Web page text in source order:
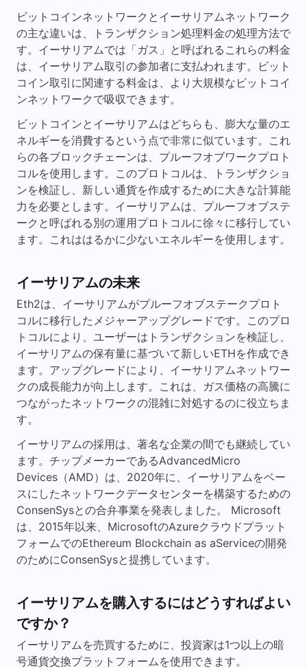
ビットコインネットワークとイーサリアムネットワーク
の主な違いは、トランザクション処理料金の処理方法で
す。イーサリアムでは「ガス」と呼ばれるこれらの料金
は、イーサリアム取引の参加者に支払われます。ビット
コイン取引に関連する料金は、より大規模なビットコイ
ンネットワークで吸収できます。
ビットコインとイーサリアムはどちらも、膨大な量のエ
ネルギーを消費するという点で非常に似ています。これ
らの各ブロックチェーンは、プルーフオブワークプロト
コルを使用します。このプロトコルは、トランザクショ
ンを検証し、新しい通貨を作成するために大きな計算能
力を必要とします。イーサリアムは、プルーフオブステ
ークと呼ばれる別の運用プロトコルに徐々に移行してい
ます。これははるかに少ないエネルギーを使用します。
イーサリアムの未来
Eth2は、イーサリアムがプルーフオブステークプロト
コルに移行したメジャーアップグレードです。このプロ
トコルにより、ユーザーはトランザクションを検証し、
イーサリアムの保有量に基づいて新しいETHを作成でき
ます。アップグレードにより、イーサリアムネットワー
クの成長能力が向上します。これは、ガス価格の高騰に
つながったネットワークの混雑に対処するのに役立ちま
す。
イーサリアムの採用は、著名な企業の間でも継続してい
ます。チップメーカーであるAdvancedMicro
Devices（AMD）は、2020年に、イーサリアムをベー
スにしたネットワークデータセンターを構築するための
ConsenSysとの合弁事業を発表しました。 Microsoft
は、2015年以来、MicrosoftのAzureクラウドプラット
フォームでのEthereum Blockchain as aServiceの開発
のためにConsenSysと提携しています。
イーサリアムを購入するにはどうすればよい
ですか？
イーサリアムを売買するために、投資家は1つ以上の暗
号通貨交換プラットフォームを使用できます。